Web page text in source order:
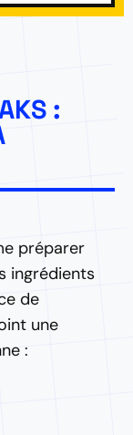
:
préparer
ingrédients
de
une
: